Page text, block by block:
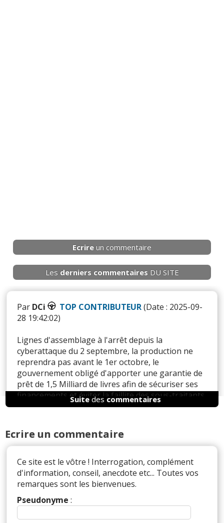
Ecrire un commentaire
Les derniers commentaires DU SITE
Par DCi TOP CONTRIBUTEUR(Date : 2025-09-
28 19:42:02)
Lignes d'assemblage à l'arrêt depuis la
cyberattaque du 2 septembre, la production ne
reprendra pas avant le 1er octobre, le
gouvernement obligé d'apporter une garantie de
prêt de 1,5 Milliard de livres afin de sécuriser ses
financements et éviter la faillite des sous-traitants
(info presse éco), sale temps pour JLR.
Il y a2réaction(s) sur ce commentaire :
ParAdmin
ADMINISTRATEUR DU SITE
(2025-10-03 15:14:07) : C'est quand même fou ce
genre d'histoire, on se croirait dans Watch Dogs.
Suitedescommentaires
Ecrire un commentaire
Ce site est le vôtre ! Interrogation, complément
d'information, conseil, anecdote etc... Toutes vos
remarques sont les bienvenues.
Pseudonyme :